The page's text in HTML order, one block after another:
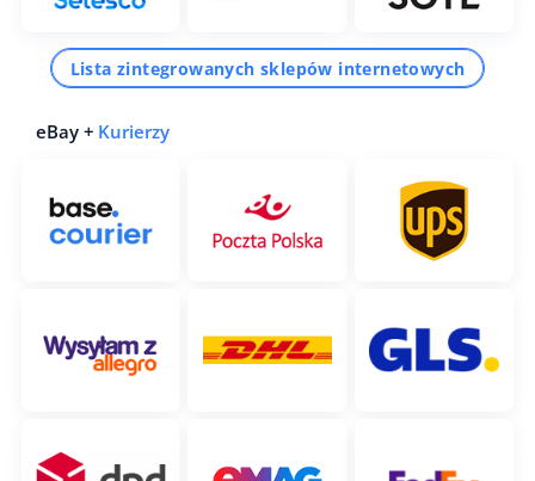
Lista zintegrowanych sklepów internetowych
eBay + Kurierzy